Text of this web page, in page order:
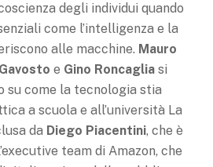
degli individui quando
come l’intelligenza e la
alle macchine. Mauro
e Gino Roncagliasi
su come la tecnologia stia
a scuola e all’università La
da Diego Piacentini, che è
team di Amazon, che